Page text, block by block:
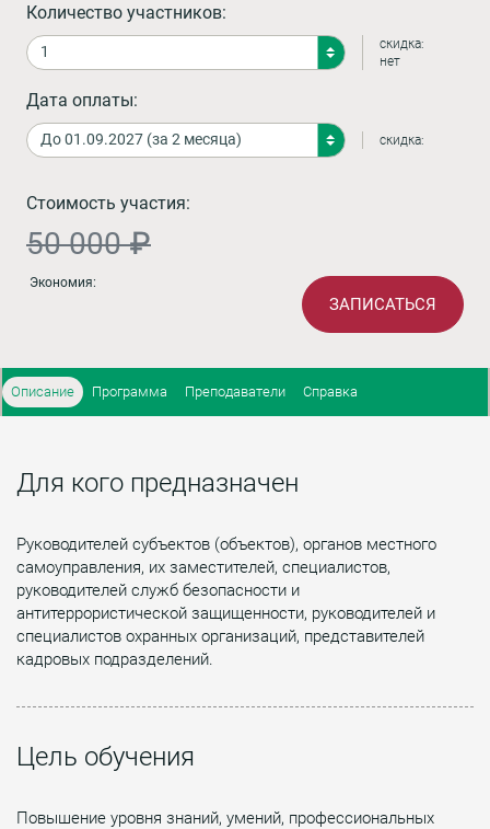
Количество участников:
скидка:
нет
Дата оплаты:
скидка:
Стоимость участия:
50 000 ₽
Экономия:
ЗАПИСАТЬСЯ
Описание Программа Преподаватели Справка
Для кого предназначен
Руководителей субъектов (объектов), органов местного
самоуправления, их заместителей, специалистов,
руководителей служб безопасности и
антитеррористической защищенности, руководителей и
специалистов охранных организаций, представителей
кадровых подразделений.
Цель обучения
Повышение уровня знаний, умений, профессиональных